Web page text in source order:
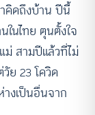
คิดถึงบ้าน ปีนี้
ในไทย ตุนตั้งใจ
สามปีแล้วที่ไม่
ย 23 โควิด
งเป็นอื่นจาก